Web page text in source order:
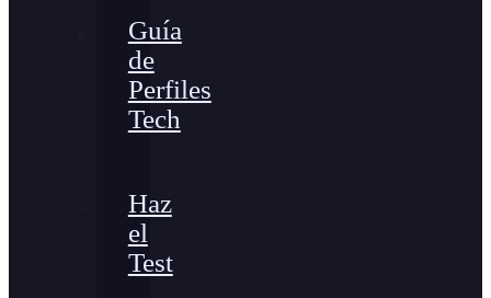
Guía
de
Perfiles
Tech
Haz
el
Test